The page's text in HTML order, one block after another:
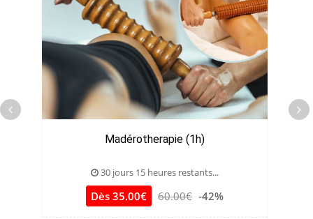
Madérotherapie (1h)
30 jours 15 heures restants...
Dès 35.00€ 60.00€ -42%